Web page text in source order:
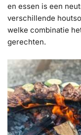
en essen is een
verschillende
welke combinatie
gerechten.